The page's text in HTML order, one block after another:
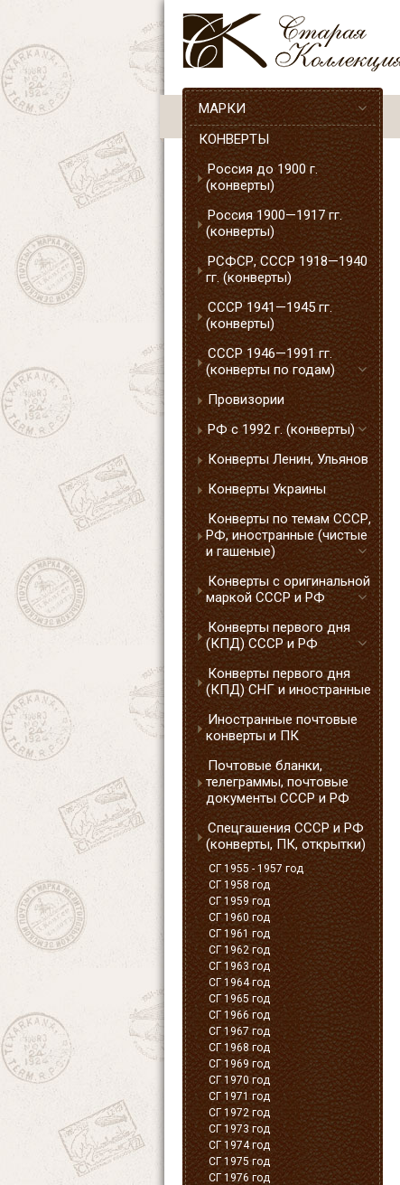
МАРКИ
КОНВЕРТЫ
Россия до 1900 г.
(конверты)
Россия 1900—1917 гг.
(конверты)
РСФСР, СССР 1918—1940
гг. (конверты)
СССР 1941—1945 гг.
(конверты)
СССР 1946—1991 гг.
(конверты по годам)
Провизории
РФ с 1992 г. (конверты)
Конверты Ленин, Ульянов
Конверты Украины
Конверты по темам СССР,
РФ, иностранные (чистые
и гашеные)
Конверты с оригинальной
маркой СССР и РФ
Конверты первого дня
(КПД) СССР и РФ
Конверты первого дня
(КПД) СНГ и иностранные
Иностранные почтовые
конверты и ПК
Почтовые бланки,
телеграммы, почтовые
документы СССР и РФ
Спецгашения СССР и РФ
(конверты, ПК, открытки)
СГ 1955 - 1957 год
СГ 1958 год
СГ 1959 год
СГ 1960 год
СГ 1961 год
СГ 1962 год
СГ 1963 год
СГ 1964 год
СГ 1965 год
СГ 1966 год
СГ 1967 год
СГ 1968 год
СГ 1969 год
СГ 1970 год
СГ 1971 год
СГ 1972 год
СГ 1973 год
СГ 1974 год
СГ 1975 год
СГ 1976 год